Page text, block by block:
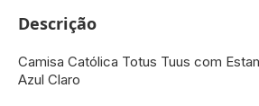
Descrição
Camisa Católica Totus Tuus com
Azul Claro